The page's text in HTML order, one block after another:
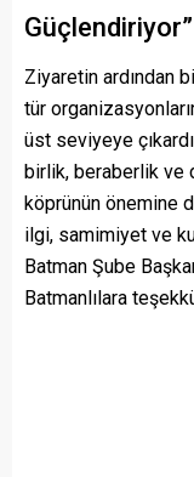
Güçlendiriyor”
Ziyaretin ardından
tür
üst seviyeye
birlik, beraberlik ve
köprünün önemine
ilgi, samimiyet ve
Batman Şube
Batmanlılara